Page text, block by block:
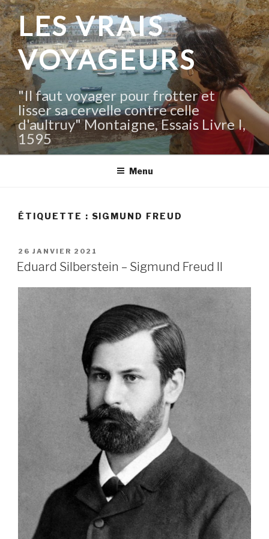
Aller
au
contenu
principal
LES VRAIS
VOYAGEURS
"Il faut voyager pour frotter et
lisser sa cervelle contre celle
d'aultruy" Montaigne, Essais Livre I,
1595
Menu
ÉTIQUETTE : SIGMUND FREUD
PUBLIÉ
LE
26 JANVIER 2021
Eduard Silberstein – Sigmund Freud II